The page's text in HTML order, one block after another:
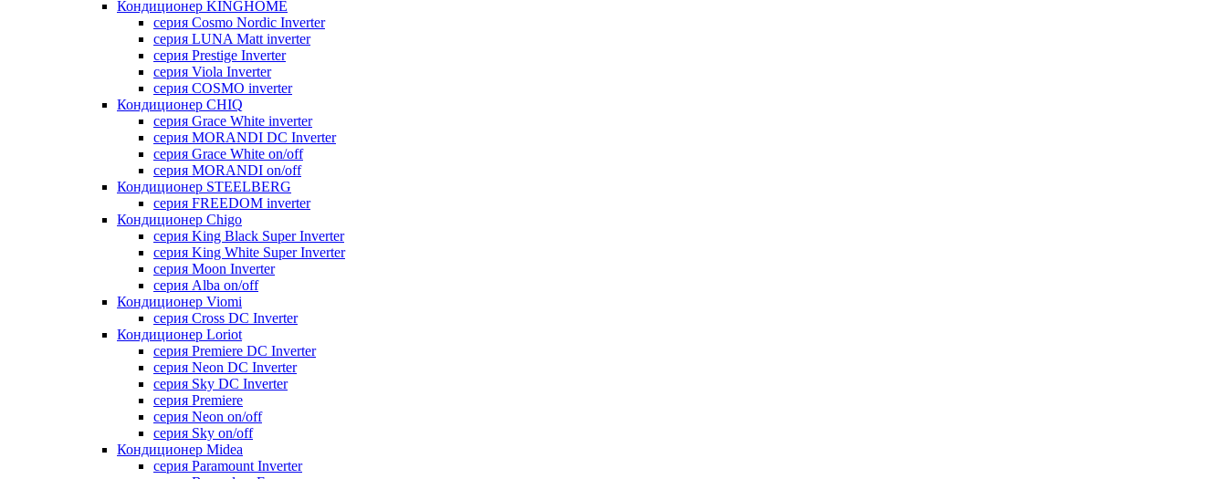
Кондиционер KINGHOME
серия Cosmo Nordic Inverter
серия LUNA Matt inverter
серия Prestige Inverter
серия Viola Inverter
серия COSMO inverter
Кондиционер CHIQ
серия Grace White inverter
серия MORANDI DC Inverter
серия Grace White on/off
серия MORANDI on/off
Кондиционер STEELBERG
серия FREEDOM inverter
Кондиционер Chigo
серия King Black Super Inverter
серия King White Super Inverter
серия Moon Inverter
серия Alba on/off
Кондиционер Viomi
серия Cross DC Inverter
Кондиционер Loriot
серия Premiere DC Inverter
серия Neon DC Inverter
серия Sky DC Inverter
серия Premiere
серия Neon on/off
серия Sky on/off
Кондиционер Midea
серия Paramount Inverter